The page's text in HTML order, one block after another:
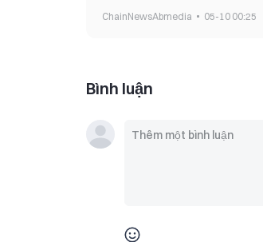
ChainNewsAbmedia 05-10 00:25
Bình luận